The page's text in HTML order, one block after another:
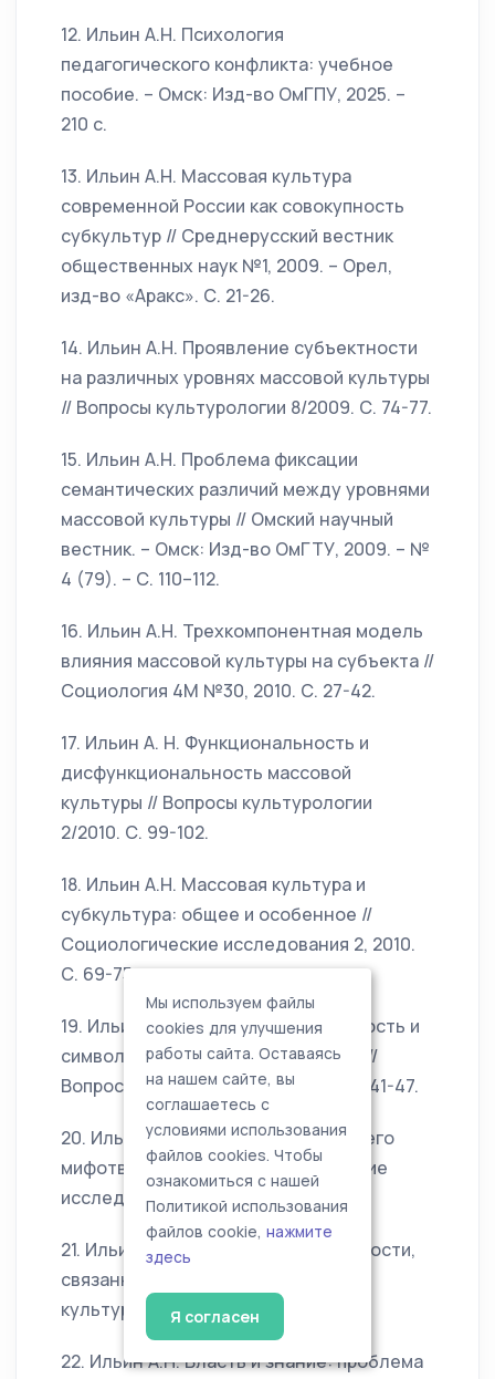
12. Ильин А.Н. Психология
педагогического конфликта: учебное
пособие. – Омск: Изд-во ОмГПУ, 2025. –
210 с.
13. Ильин А.Н. Массовая культура
современной России как совокупность
субкультур // Среднерусский вестник
общественных наук №1, 2009. – Орел,
изд-во «Аракс». С. 21-26.
14. Ильин А.Н. Проявление субъектности
на различных уровнях массовой культуры
// Вопросы культурологии 8/2009. С. 74-77.
15. Ильин А.Н. Проблема фиксации
семантических различий между уровнями
массовой культуры // Омский научный
вестник. – Омск: Изд-во ОмГТУ, 2009. – №
4 (79). – С. 110–112.
16. Ильин А.Н. Трехкомпонентная модель
влияния массовой культуры на субъекта //
Социология 4М №30, 2010. С. 27-42.
17. Ильин А. Н. Функциональность и
дисфункциональность массовой
культуры // Вопросы культурологии
2/2010. С. 99-102.
18. Ильин А.Н. Массовая культура и
субкультура: общее и особенное //
Социологические исследования 2, 2010.
С. 69-75.
19. Ильин А.Н. Фиктивность, знаковость и
символизм культуры потребления //
Вопросы культурологии 10/2010. С. 41-47.
20. Ильин А.Н. Дискурс новостей и его
мифотворчество // Социологические
исследования 12, 2010. С. 115-122.
21. Ильин А.Н. Потребление и опасности,
связанные с ним // Вопросы
культурологии 4/2011. С. 86-91.
22. Ильин А.Н. Власть и знание: проблема
Мы используем файлы
cookies для улучшения
работы сайта. Оставаясь
на нашем сайте, вы
соглашаетесь с
условиями использования
файлов cookies. Чтобы
ознакомиться с нашей
Политикой использования
файлов cookie, нажмите
здесь
Я согласен